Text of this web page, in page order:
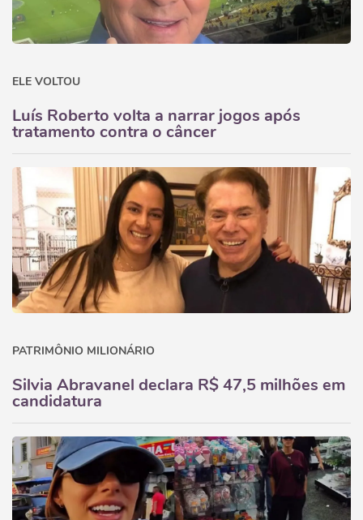
ELE VOLTOU
Luís Roberto volta a narrar jogos após
tratamento contra o câncer
PATRIMÔNIO MILIONÁRIO
Silvia Abravanel declara R$ 47,5 milhões em
candidatura